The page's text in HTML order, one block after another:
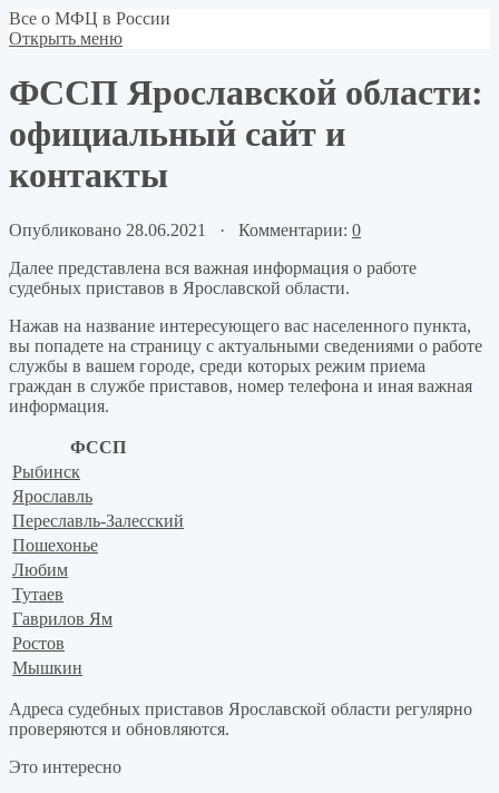
Все о МФЦ в России
Открыть меню
ФССП Ярославской области:
официальный сайт и
контакты
Опубликовано 28.06.2021 · Комментарии: 0
Далее представлена вся важная информация о работе
судебных приставов в Ярославской области.
Нажав на название интересующего вас населенного пункта,
вы попадете на страницу с актуальными сведениями о работе
службы в вашем городе, среди которых режим приема
граждан в службе приставов, номер телефона и иная важная
информация.
ФССП
Рыбинск
Ярославль
Переславль-Залесский
Пошехонье
Любим
Тутаев
Гаврилов Ям
Ростов
Мышкин
Адреса судебных приставов Ярославской области регулярно
проверяются и обновляются.
Это интересно